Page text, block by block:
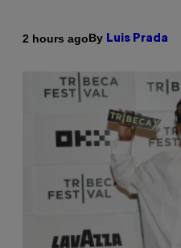
2 hours agoBy Luis Prada